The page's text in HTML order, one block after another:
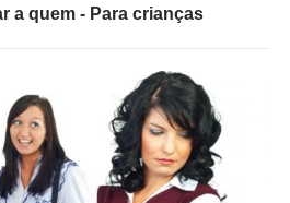
a quem - Para crianças